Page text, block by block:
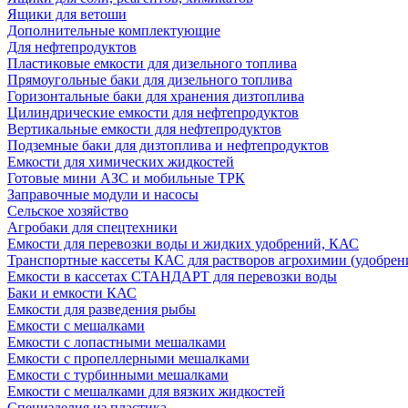
Ящики для ветоши
Дополнительные комплектующие
Для нефтепродуктов
Пластиковые емкости для дизельного топлива
Прямоугольные баки для дизельного топлива
Горизонтальные баки для хранения дизтоплива
Цилиндрические емкости для нефтепродуктов
Вертикальные емкости для нефтепродуктов
Подземные баки для дизтоплива и нефтепродуктов
Емкости для химических жидкостей
Готовые мини АЗС и мобильные ТРК
Заправочные модули и насосы
Сельское хозяйство
Агробаки для спецтехники
Емкости для перевозки воды и жидких удобрений, КАС
Транспортные кассеты КАС для растворов агрохимии
Емкости в кассетах СТАНДАРТ для перевозки воды
Баки и емкости КАС
Емкости для разведения рыбы
Емкости с мешалками
Емкости с лопастными мешалками
Емкости с пропеллерными мешалками
Емкости с турбинными мешалками
Емкости с мешалками для вязких жидкостей